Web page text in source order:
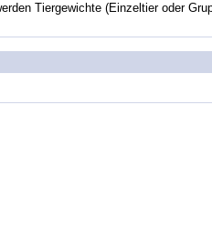
Tiergewichte (Einzeltier oder